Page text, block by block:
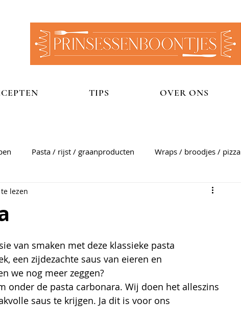
TIPS OVER ONS
Pasta / rijst / graanproducten Wraps / broodjes / pizza
Sauzen
lezen
van smaken met deze klassieke pasta
een zijdezachte saus van eieren en
we nog meer zeggen?
onder de pasta carbonara. Wij doen het alleszins
saus te krijgen. Ja dit is voor ons